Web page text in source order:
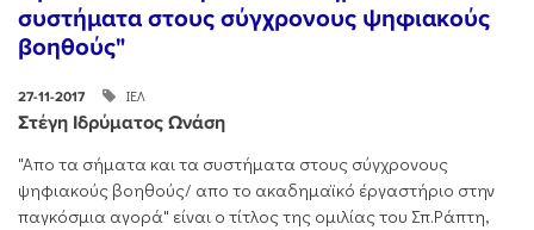
συστήματα στους σύγχρονους ψηφιακούς
βοηθούς"
27-11-2017 ΙΕΛ
Στέγη Ιδρύματος Ωνάση
"Aπο τα σήματα και τα συστήματα στους σύγχρονους
ψηφιακούς βοηθούς/ απο το ακαδημαϊκό έργαστήριο στην
παγκόσμια αγορά" είναι ο τίτλος της ομιλίας του Σπ.Ράπτη,